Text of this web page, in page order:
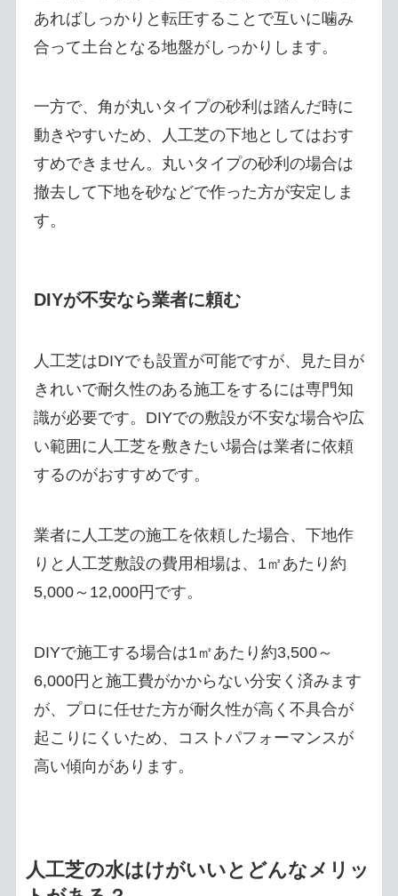
あればしっかりと転圧することで互いに噛み
合って土台となる地盤がしっかりします。
一方で、角が丸いタイプの砂利は踏んだ時に
動きやすいため、人工芝の下地としてはおす
すめできません。丸いタイプの砂利の場合は
撤去して下地を砂などで作った方が安定しま
す。
DIYが不安なら業者に頼む
人工芝はDIYでも設置が可能ですが、見た目が
きれいで耐久性のある施工をするには専門知
識が必要です。DIYでの敷設が不安な場合や広
い範囲に人工芝を敷きたい場合は業者に依頼
するのがおすすめです。
業者に人工芝の施工を依頼した場合、下地作
りと人工芝敷設の費用相場は、1㎡あたり約
5,000～12,000円です。
DIYで施工する場合は1㎡あたり約3,500～
6,000円と施工費がかからない分安く済みます
が、プロに任せた方が耐久性が高く不具合が
起こりにくいため、コストパフォーマンスが
高い傾向があります。
人工芝の水はけがいいとどんなメリッ